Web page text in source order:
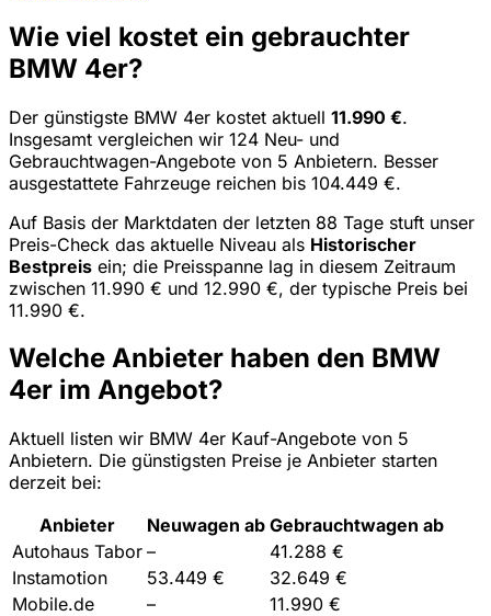
Wie viel kostet ein gebrauchter
BMW 4er?
Der günstigste BMW 4er kostet aktuell 11.990 €.
Insgesamt vergleichen wir 124 Neu- und
Gebrauchtwagen-Angebote von 5 Anbietern. Besser
ausgestattete Fahrzeuge reichen bis 104.449 €.
Auf Basis der Marktdaten der letzten 88 Tage stuft unser
Preis-Check das aktuelle Niveau als Historischer
Bestpreis ein; die Preisspanne lag in diesem Zeitraum
zwischen 11.990 € und 12.990 €, der typische Preis bei
11.990 €.
Welche Anbieter haben den BMW
4er im Angebot?
Aktuell listen wir BMW 4er Kauf-Angebote von 5
Anbietern. Die günstigsten Preise je Anbieter starten
derzeit bei:
Anbieter
Neuwagen ab Gebrauchtwagen ab
Autohaus Tabor –
41.288 €
Instamotion
53.449 €
32.649 €
Mobile.de
– 11.990 €